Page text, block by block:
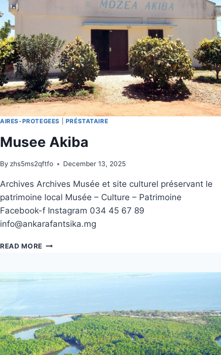
AIRES-PROTEGEES PRÉSTATAIRE
Musee Akiba
By zhs5ms2qftfo December 13, 2025
Archives Archives Musée et site culturel préservant le
patrimoine local Musée – Culture – Patrimoine
Facebook-f Instagram 034 45 67 89
info@ankarafantsika.mg
READ MORE